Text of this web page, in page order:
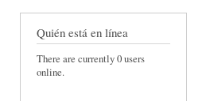
Quién está en línea
There are currently 0 users
online.